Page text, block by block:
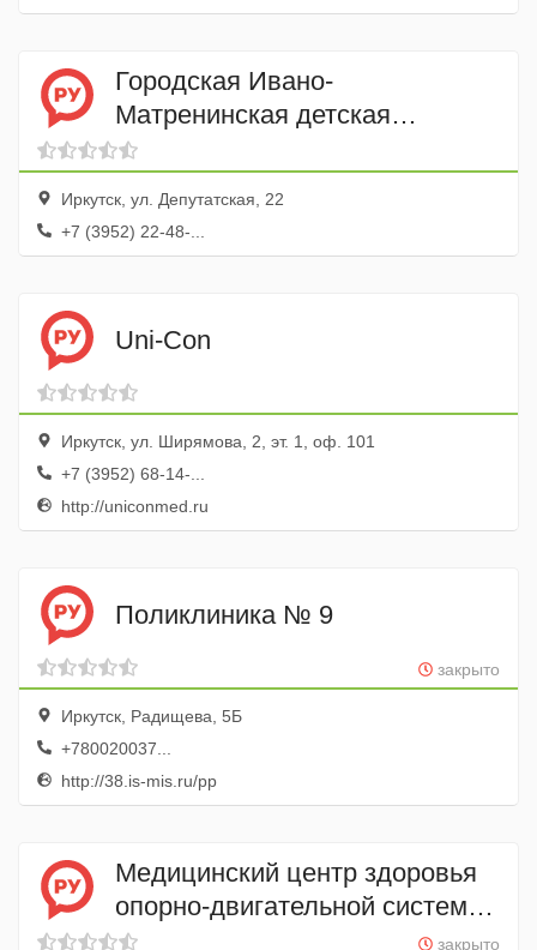
Городская Ивано-
Матренинская детская
клиническая больница
пульмонологическое
отделение
Иркутск, ул. Депутатская, 22
+7 (3952) 22-48-...
Uni-Con
Иркутск, ул. Ширямова, 2, эт. 1, оф. 101
+7 (3952) 68-14-...
http://uniconmed.ru
Поликлиника № 9
закрыто
Иркутск, Радищева, 5Б
+780020037...
http://38.is-mis.ru/pp
Медицинский центр здоровья
опорно-двигательной системы
Элитэ
закрыто